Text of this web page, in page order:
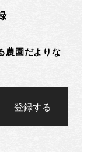
農園だよりな